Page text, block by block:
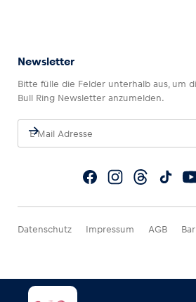
Newsletter
Bitte fülle die Felder unterhalb aus, um
Bull Ring Newsletter anzumelden.
Datenschutz Impressum AGB